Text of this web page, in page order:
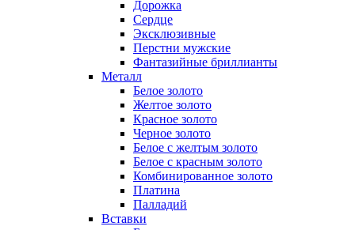
Дорожка
Сердце
Эксклюзивные
Перстни мужские
Фантазийные бриллианты
Металл
Белое золото
Желтое золото
Красное золото
Черное золото
Белое с желтым золото
Белое с красным золото
Комбинированное золото
Платина
Палладий
Вставки